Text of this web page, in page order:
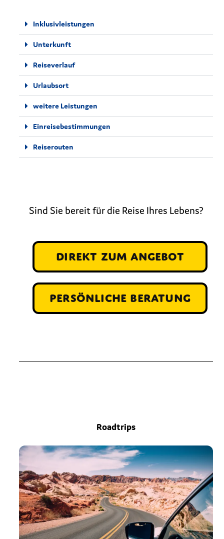
Inklusivleistungen
Unterkunft
Reiseverlauf
Urlaubsort
weitere Leistungen
Einreisebestimmungen
Reiserouten
Sind Sie bereit für die Reise Ihres Lebens?
direkt zum Angebot
persönliche Beratung
Roadtrips